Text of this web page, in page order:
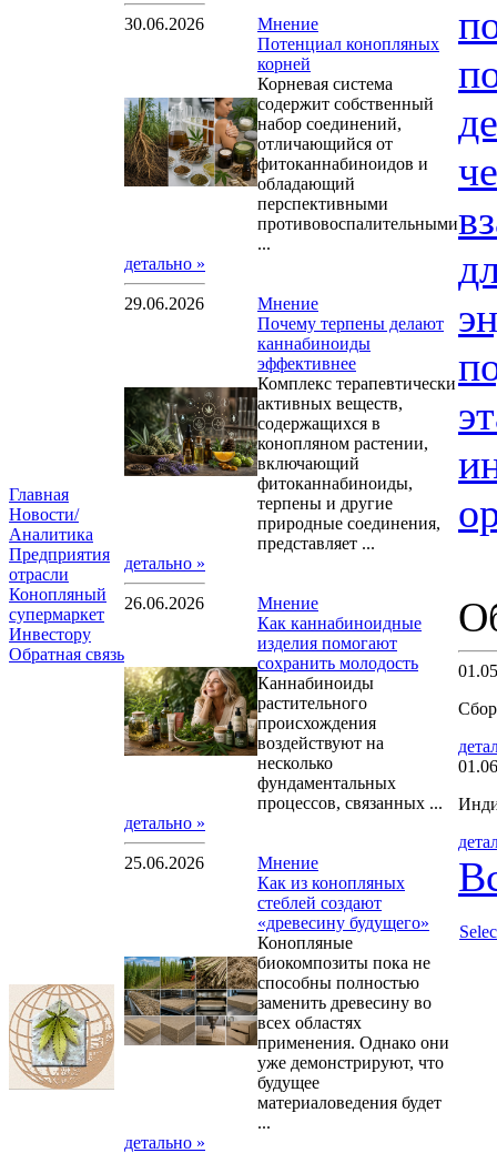
Главная
Новости/
Аналитика
Предприятия
отрасли
Конопляный
супермаркет
Инвестору
Обратная связь
30.06.2026
Мнение
Потенциал конопляных
корней
Корневая система
содержит собственный
набор соединений,
отличающийся от
фитоканнабиноидов и
обладающий
перспективными
противовоспалительными
...
детально »
29.06.2026
Мнение
Почему терпены делают
каннабиноиды
эффективнее
Комплекс терапевтически
активных веществ,
содержащихся в
конопляном растении,
включающий
фитоканнабиноиды,
терпены и другие
природные соединения,
представляет ...
детально »
26.06.2026
Мнение
Как каннабиноидные
изделия помогают
сохранить молодость
Каннабиноиды
растительного
происхождения
воздействуют на
несколько
фундаментальных
процессов, связанных ...
детально »
25.06.2026
Мнение
Как из конопляных
стеблей создают
«древесину будущего»
Конопляные
биокомпозиты пока не
способны полностью
заменить древесину во
всех областях
применения. Однако они
уже демонстрируют, что
будущее
материаловедения будет
...
детально »